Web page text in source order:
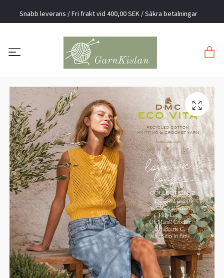
Snabb leverans / Fri frakt vid 400,00 SEK / Säkra betalningar